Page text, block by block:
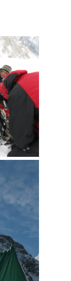
podczas
ich do
treści,
wszystkie